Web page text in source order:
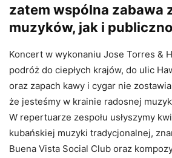
zatem wspólna zabawa
muzyków, jak i
Koncert w wykonaniu Jose Torres &
podróż do ciepłych krajów, do ulic
oraz zapach kawy i cygar nie
że jesteśmy w krainie radosnej
W repertuarze zespołu usłyszymy
kubańskiej muzyki tradycjonalnej,
Buena Vista Social Club oraz